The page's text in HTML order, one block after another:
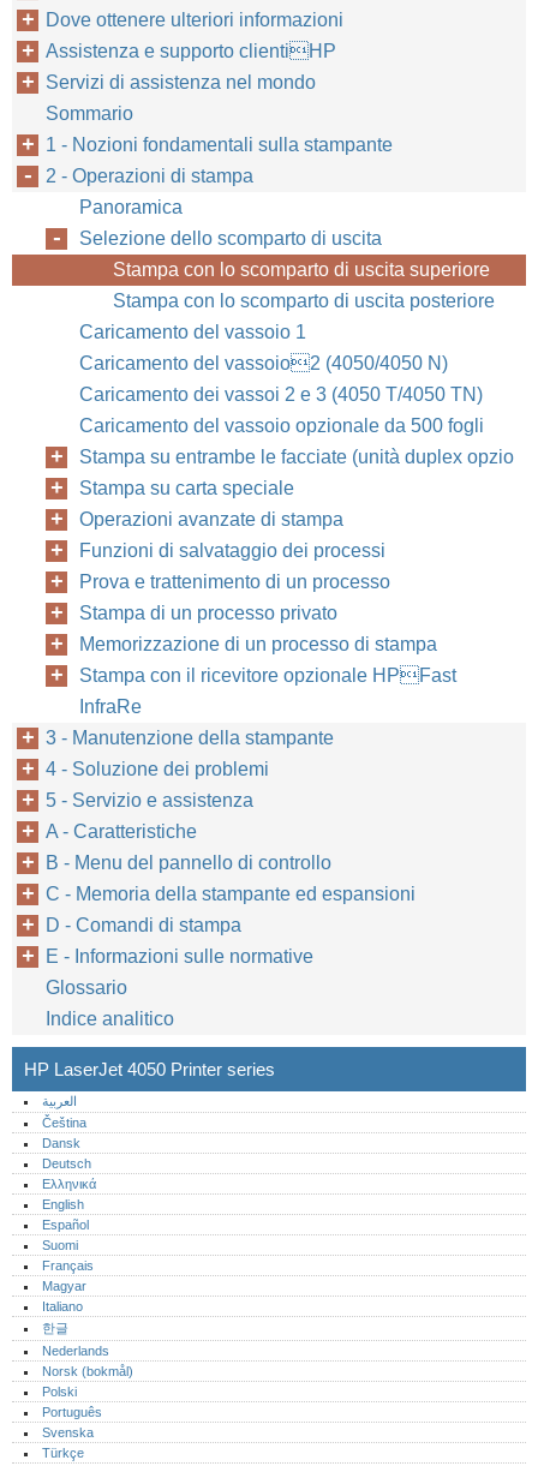
IT
Dove ottenere ulteriori informazioni
Assistenza e supporto clientiHP
Servizi di assistenza nel mondo
Sommario
1 - Nozioni fondamentali sulla stampante
2 - Operazioni di stampa
Panoramica
Selezione dello scomparto di uscita
Stampa con lo scomparto di uscita superiore
Stampa con lo scomparto di uscita posteriore
Caricamento del vassoio 1
Caricamento del vassoio2 (4050/4050 N)
Caricamento dei vassoi 2 e 3 (4050 T/4050 TN)
Caricamento del vassoio opzionale da 500 fogli
Stampa su entrambe le facciate (unità duplex opzio
Stampa su carta speciale
Operazioni avanzate di stampa
Funzioni di salvataggio dei processi
Prova e trattenimento di un processo
Stampa di un processo privato
Memorizzazione di un processo di stampa
Stampa con il ricevitore opzionale HPFast
InfraRe
3 - Manutenzione della stampante
4 - Soluzione dei problemi
5 - Servizio e assistenza
A - Caratteristiche
B - Menu del pannello di controllo
C - Memoria della stampante ed espansioni
D - Comandi di stampa
E - Informazioni sulle normative
Glossario
Indice analitico
HP LaserJet 4050 Printer series
العربية
Čeština
Dansk
Deutsch
Ελληνικά
English
Español
Suomi
Français
Magyar
Italiano
한글
Nederlands
Norsk (bokmål)‎
Polski
Português‎
Svenska
Türkçe